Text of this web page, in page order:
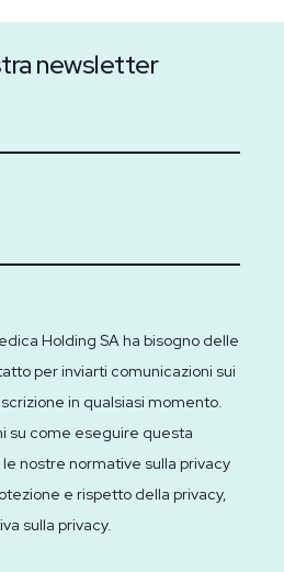
newsletter
Holding SA ha bisogno delle
per inviarti comunicazioni sui
in qualsiasi momento.
su come eseguire questa
nostre normative sulla privacy
e rispetto della privacy,
sulla privacy.